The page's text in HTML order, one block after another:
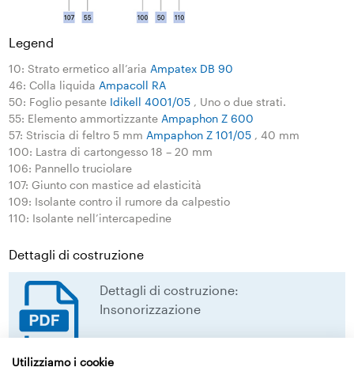
Legend
10: Strato ermetico all’aria Ampatex DB 90
46: Colla liquida Ampacoll RA
50: Foglio pesante Idikell 4001/05 , Uno o due strati.
55: Elemento ammortizzante Ampaphon Z 600
57: Striscia di feltro 5 mm Ampaphon Z 101/05 , 40 mm
100: Lastra di cartongesso 18 – 20 mm
106: Pannello truciolare
107: Giunto con mastice ad elasticità
109: Isolante contro il rumore da calpestio
110: Isolante nell’intercapedine
Dettagli di costruzione
Dettagli di costruzione:
Insonorizzazione
Insonorizzazione
Utilizziamo i cookie